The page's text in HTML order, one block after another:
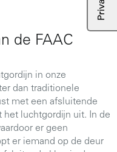
de FAAC
in onze
dan traditionele
met een afsluitende
het luchtgordijn uit. In de
er geen
er iemand op de deur